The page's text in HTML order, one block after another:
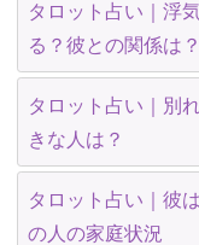
タロット占い｜浮
る？彼との関係は？
タロット占い｜別
きな人は？
タロット占い｜彼
の人の家庭状況